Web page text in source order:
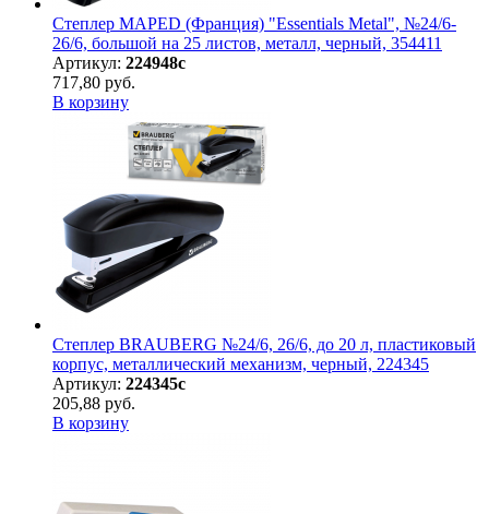
Степлер MAPED (Франция) "Essentials Metal", №24/6-
26/6, большой на 25 листов, металл, черный, 354411
Артикул: 224948с
717,80 руб.
В корзину
Степлер BRAUBERG №24/6, 26/6, до 20 л, пластиковый
корпус, металлический механизм, черный, 224345
Артикул: 224345с
205,88 руб.
В корзину